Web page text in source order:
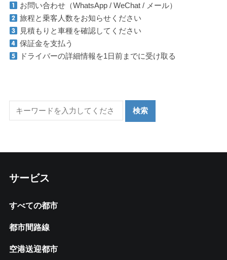
お問い合わせ（WhatsApp / WeChat / メール）
旅程と乗客人数をお知らせください
見積もりと車種を確認してください
保証金を支払う
ドライバーの詳細情報を1日前までに受け取る
サービス
すべての都市
都市間路線
空港送迎都市